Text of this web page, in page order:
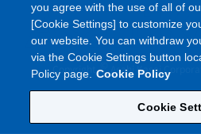
Copyright© Asahi Kasei
you agree with the use of all of
[Cookie Settings] to customize
our website. You can withdraw
via the Cookie Settings button
Policy page. Cookie Policy
Cookie